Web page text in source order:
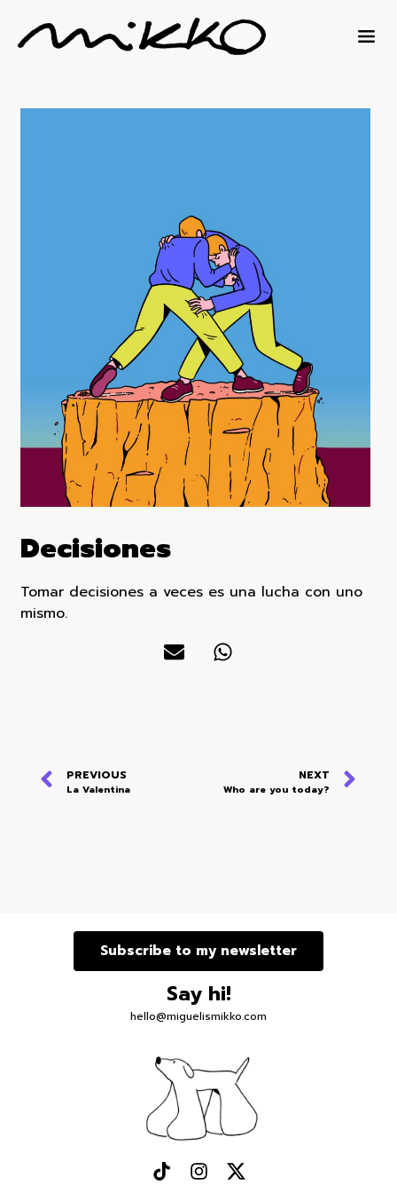
Decisiones
Tomar decisiones a veces es una lucha con uno
mismo.
PREVIOUS
La Valentina
NEXT
Who are you today?
Subscribe to my newsletter
Say hi!
hello@miguelismikko.com